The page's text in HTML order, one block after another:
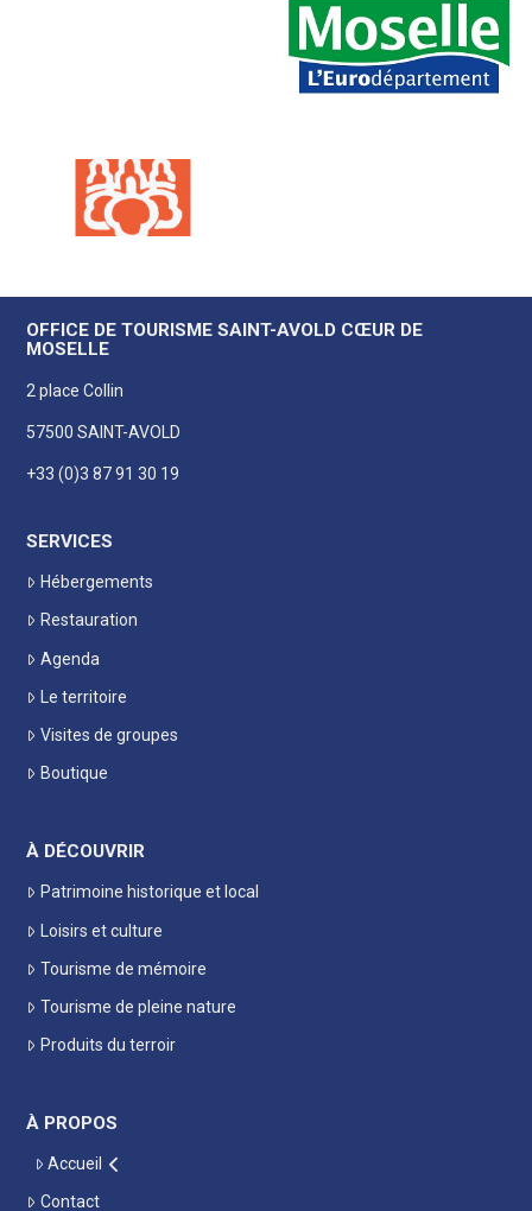
OFFICE DE TOURISME SAINT-AVOLD CŒUR DE
MOSELLE
2 place Collin
57500 SAINT-AVOLD
+33 (0)3 87 91 30 19
SERVICES
Hébergements
Restauration
Agenda
Le territoire
Visites de groupes
Boutique
À DÉCOUVRIR
Patrimoine historique et local
Loisirs et culture
Tourisme de mémoire
Tourisme de pleine nature
Produits du terroir
À PROPOS
Accueil
Contact